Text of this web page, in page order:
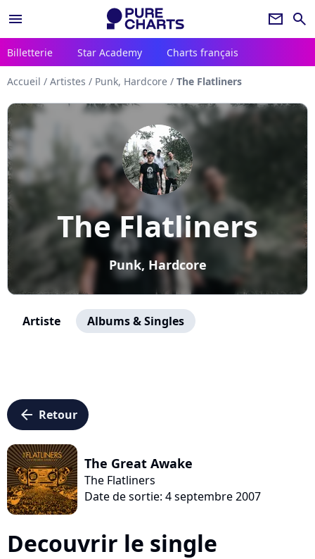
menu newsletter search
Billetterie Star Academy Charts français
Accueil / Artistes / Punk, Hardcore / The Flatliners
The Flatliners
Punk, Hardcore
Artiste Albums & Singles
arrow_left Retour
The Great Awake
The Flatliners
Date de sortie: 4 septembre 2007
Decouvrir le single